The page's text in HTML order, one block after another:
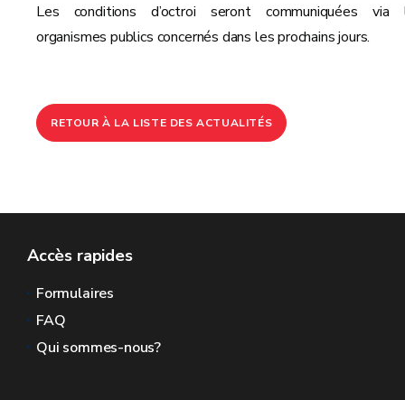
Les conditions d’octroi seront communiquées via
organismes publics concernés dans les prochains jours.
RETOUR À LA LISTE DES ACTUALITÉS
Accès rapides
Formulaires
FAQ
Qui sommes-nous?